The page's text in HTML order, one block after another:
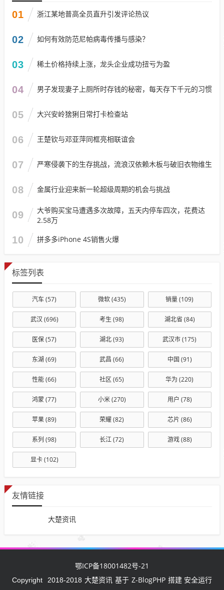
01 浙江某地普高全员直升引发评论热议
02 如何有效防范尼帕病毒传播与感染？
03 稀土价格持续上涨，龙头企业成功扭亏为盈
04 男子发现妻子上厕所时存钱的秘密，每天存下千元的习惯
05 大兴安岭猞猁日常打卡检查站
06 王楚钦与邓亚萍同框亮相联谊会
07 严寒侵袭下的生存挑战，流浪汉依赖木板与破旧衣物维生
08 金属行业迎来新一轮超级周期的机会与挑战
09
大爷购买宝马遭遇多次故障，五天内停车四次，花费达
2.58万
10 拼多多iPhone 4S销售火爆
标签列表
汽车(57) 微软(435) 销量(109)
武汉 (696) 考生 (98) 湖北省 (84)
医保(57) 湖北(93) 武汉市(175)
东湖 (69) 武昌 (66) 中国 (91)
性能(66) 社区 (65) 华为 (220)
鸿蒙(77) 小米(270) 用户 (78)
苹果(89) 荣耀(82) 芯片 (86)
系列 (98) 长江(72) 游戏(88)
显卡(102)
友情链接
大楚资讯
鄂ICP备18001482号-21
Copyright 2018-2018 大楚资讯 基于 Z-BlogPHP 搭建 安全运行